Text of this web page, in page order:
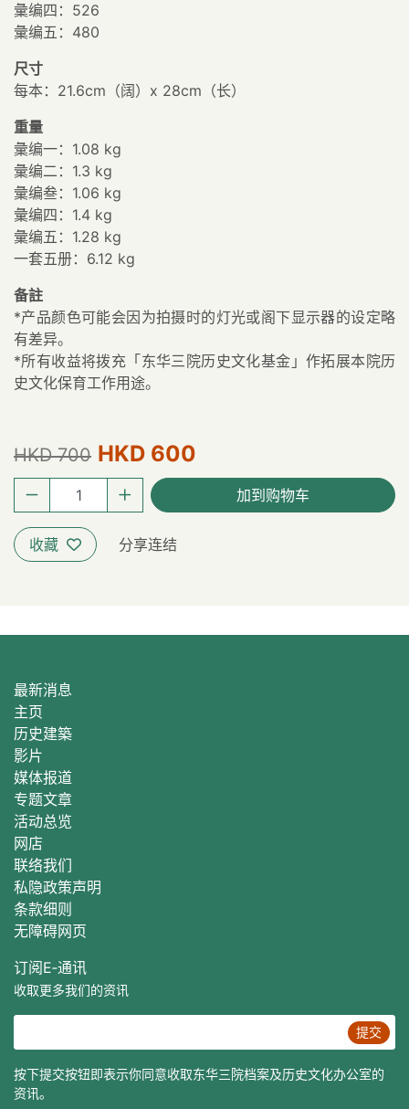
彙编四：526
彙编五：480
尺寸
每本：21.6cm（阔）x 28cm（长）
重量
彙编一：1.08 kg
彙编二：1.3 kg
彙编叁：1.06 kg
彙编四：1.4 kg
彙编五：1.28 kg
一套五册：6.12 kg
备註
*产品颜色可能会因为拍摄时的灯光或阁下显示器的设定略
有差异。
*所有收益将拨充「东华三院历史文化基金」作拓展本院历
史文化保育工作用途。
HKD 700 HKD 600
加到购物车
收藏 分享连结
最新消息
主页
历史建築
影片
媒体报道
专题文章
活动总览
网店
联络我们
私隐政策声明
条款细则
无障碍网页
订阅E‐通讯
收取更多我们的资讯
提交
按下提交按钮即表示你同意收取东华三院档案及历史文化办公室的
资讯。